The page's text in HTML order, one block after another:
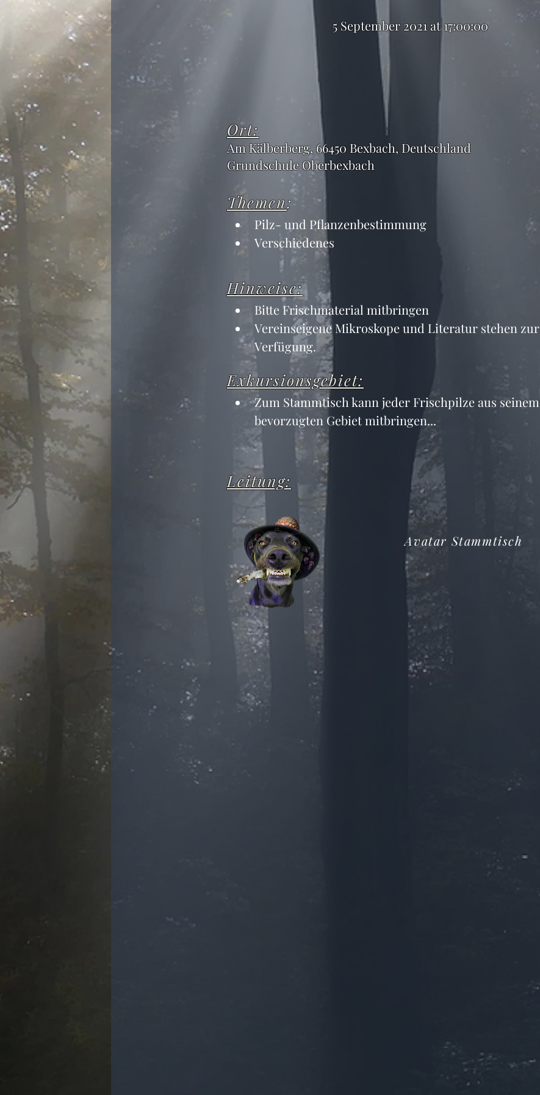
5 September 2021 at 17:00:00
Ort:
Am Kälberberg, 66450 Bexbach, Deutschland
Grundschule Oberbexbach
Themen:
Pilz- und Pflanzenbestimmung
Verschiedenes
Hinweise:
Bitte Frischmaterial mitbringen
Vereinseigene Mikroskope und Literatur stehen zur
Verfügung.
Exkursionsgebiet:
Zum Stammtisch kann jeder Frischpilze aus seinem
bevorzugten Gebiet mitbringen...
Leitung:
Avatar Stammtisch